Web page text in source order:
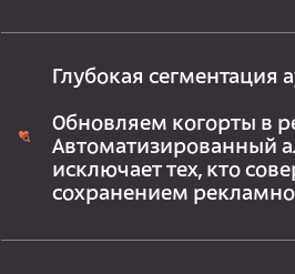
Глубокая сегментация
Обновляем когорты в
Автоматизированный
исключает тех, кто
сохранением